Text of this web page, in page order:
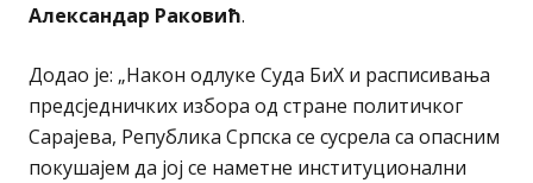
Александар Раковић.
Додао је: „Након одлуке Суда БиХ и расписивања
предсједничких избора од стране политичког
Сарајева, Република Српска се сусрела са опасним
покушајем да јој се наметне институционални